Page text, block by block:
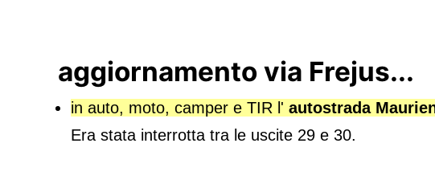
aggiornamento via Frejus...
in auto, moto, camper e TIR l' autostrada
Era stata interrotta tra le uscite 29 e 30.